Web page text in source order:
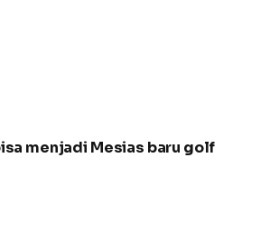
menjadi Mesias baru golf